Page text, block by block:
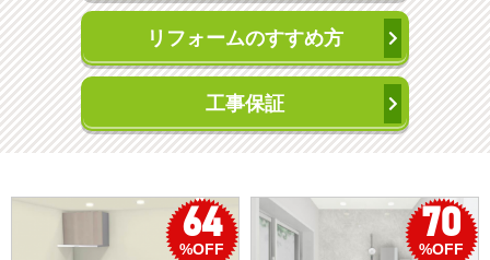
リフォームのすすめ方
工事保証
70
%OFF
50
%OFF